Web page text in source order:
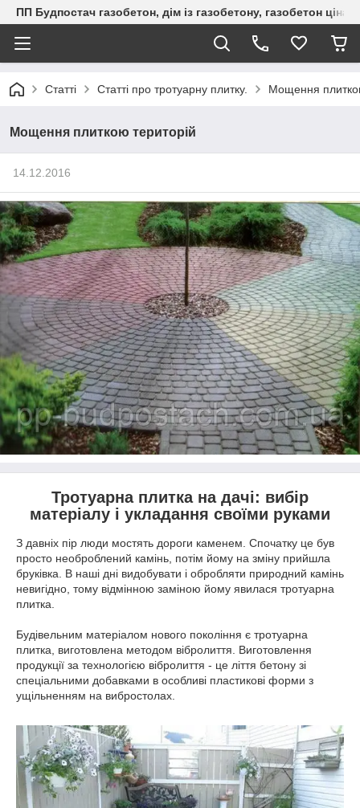
ПП Будпостач газобетон, дім із газобетону, газобетон
Статті Статті про тротуарну плитку. Мощення
Мощення плиткою територій
14.12.2016
Тротуарна плитка на дачі: вибір
матеріалу і укладання своїми руками
З давніх пір люди мостять дороги каменем. Спочатку це був
просто необроблений камінь, потім йому на зміну прийшла
бруківка. В наші дні видобувати і обробляти природний камінь
невигідно, тому відмінною заміною йому явилася тротуарна
плитка.
Будівельним матеріалом нового покоління є тротуарна
плитка, виготовлена методом вібролиття. Виготовлення
продукції за технологією вібролиття - це ліття бетону зі
спеціальними добавками в особливі пластикові форми з
ущільненням на вибростолах.